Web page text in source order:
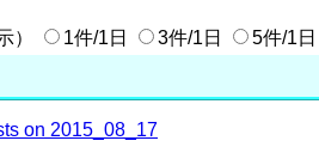
） 1件/1日 3件/1日 5件/1日
on 2015_08_17